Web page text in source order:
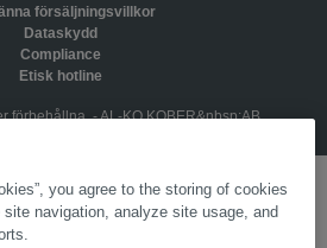
förbehållna. - AL-KO KOBER&nbsp;AB
försäljningsvillkor
Dataskydd
Compliance
Etisk hotline
you agree to the storing of cookies
navigation, analyze site usage, and